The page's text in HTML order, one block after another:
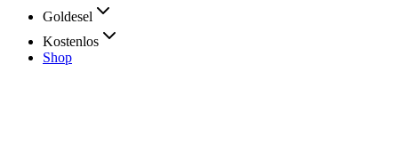
Goldesel
Kostenlos
Shop